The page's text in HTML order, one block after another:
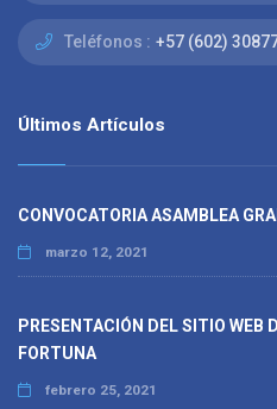
Teléfonos : +57 (602)
Últimos Artículos
CONVOCATORIA ASAMBLEA
marzo 12, 2021
PRESENTACIÓN DEL SITIO WEB
FORTUNA
febrero 25, 2021